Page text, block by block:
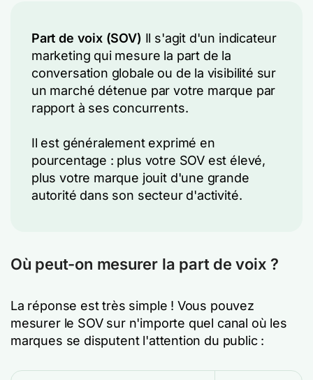
Part de voix (SOV) Il s'agit d'un indicateur
marketing qui mesure la part de la
conversation globale ou de la visibilité sur
un marché détenue par votre marque par
rapport à ses concurrents.
Il est généralement exprimé en
pourcentage : plus votre SOV est élevé,
plus votre marque jouit d'une grande
autorité dans son secteur d'activité.
Où peut-on mesurer la part de voix ?
La réponse est très simple ! Vous pouvez
mesurer le SOV sur n'importe quel canal où les
marques se disputent l'attention du public :